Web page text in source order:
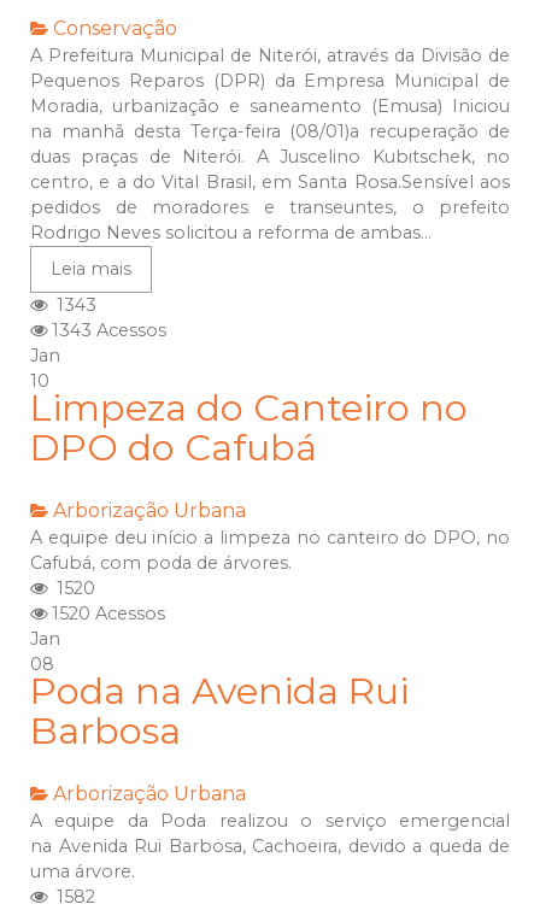
Conservação
A Prefeitura Municipal de Niterói, através da Divisão de
Pequenos Reparos (DPR) da Empresa Municipal de
Moradia, urbanização e saneamento (Emusa) Iniciou
na manhã desta Terça-feira (08/01)a recuperação de
duas praças de Niterói. A Juscelino Kubitschek, no
centro, e a do Vital Brasil, em Santa Rosa.Sensível aos
pedidos de moradores e transeuntes, o prefeito
Rodrigo Neves solicitou a reforma de ambas...
Leia mais
1343
1343 Acessos
Jan
10
Limpeza do Canteiro no
DPO do Cafubá
Arborização Urbana
A equipe deu início a limpeza no canteiro do DPO, no
Cafubá, com poda de árvores.
1520
1520 Acessos
Jan
08
Poda na Avenida Rui
Barbosa
Arborização Urbana
A equipe da Poda realizou o serviço emergencial
na Avenida Rui Barbosa, Cachoeira, devido a queda de
uma árvore.
1582